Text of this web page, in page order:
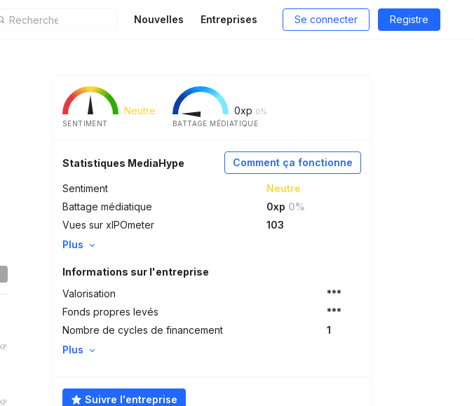
Nouvelles Entreprises Se connecter Registre
Neutre
SENTIMENT
0xp 0%
BATTAGE MÉDIATIQUE
Comment ça fonctionne
Statistiques MediaHype
Sentiment
Neutre
Battage médiatique
0xp 0%
Vues sur xIPOmeter
103
Plus
Informations sur l'entreprise
Valorisation
***
Fonds propres levés
***
Nombre de cycles de financement
1
Plus
Suivre l'entreprise